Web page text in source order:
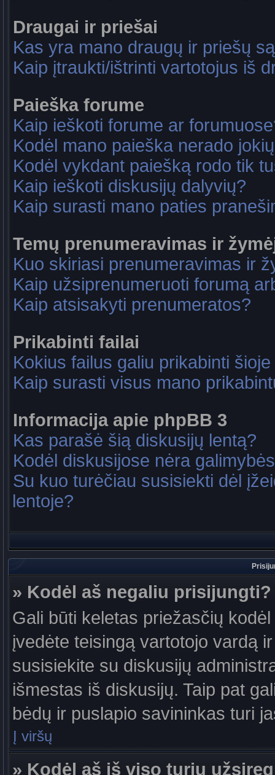
Draugai ir priešai
Kas yra mano draugų ir priešų
Kaip įtraukti/ištrinti vartotojus iš
Paieška forume
Kaip ieškoti forume ar
Kodėl mano paieška nerado
Kodėl vykdant paiešką rodo tik
Kaip ieškoti diskusijų dalyvių?
Kaip surasti mano paties
Temų prenumeravimas ir
Kuo skiriasi prenumeravimas ir
Kaip užsiprenumeruoti forumą
Kaip atsisakyti prenumeratos?
Prikabinti failai
Kokius failus galiu prikabinti
Kaip surasti visus mano
Informacija apie phpBB 3
Kas parašė šią diskusijų lentą?
Kodėl diskusijose nėra
Su kuo turėčiau susisiekti dėl
lentoje?
» Kodėl aš negaliu prisijungti?
Gali būti keletas priežasčių
įvedėte teisingą vartotojo vardą
susisiekite su diskusijų
išmestas iš diskusijų. Taip pat
bėdų ir puslapio savininkas turi
Į viršų
» Kodėl aš iš viso turiu